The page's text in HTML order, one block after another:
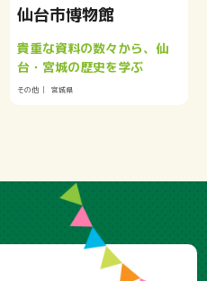
仙台市博物館
貴重な資料の数々から、仙
台・宮城の歴史を学ぶ
その他 宮城県